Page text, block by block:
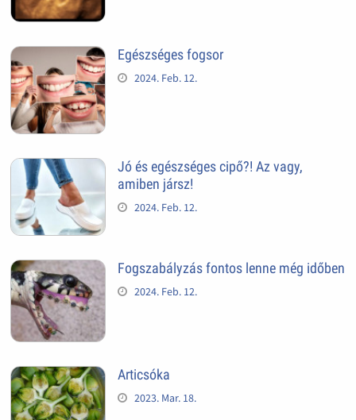
Egészséges fogsor
2024. Feb. 12.
Jó és egészséges cipő?! Az vagy,
amiben jársz!
2024. Feb. 12.
Fogszabályzás fontos lenne még időben
2024. Feb. 12.
Articsóka
2023. Mar. 18.